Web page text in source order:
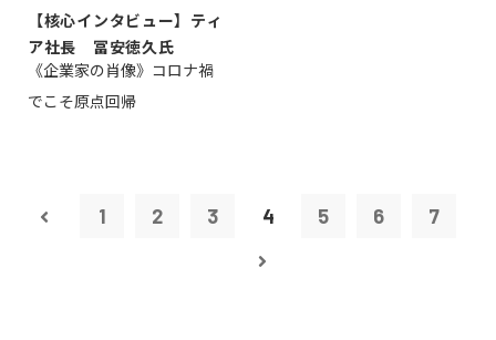
【核心インタビュー】ティ
ア社長 冨安徳久氏
《企業家の肖像》コロナ禍
でこそ原点回帰
1 2 3 4 5 6 7